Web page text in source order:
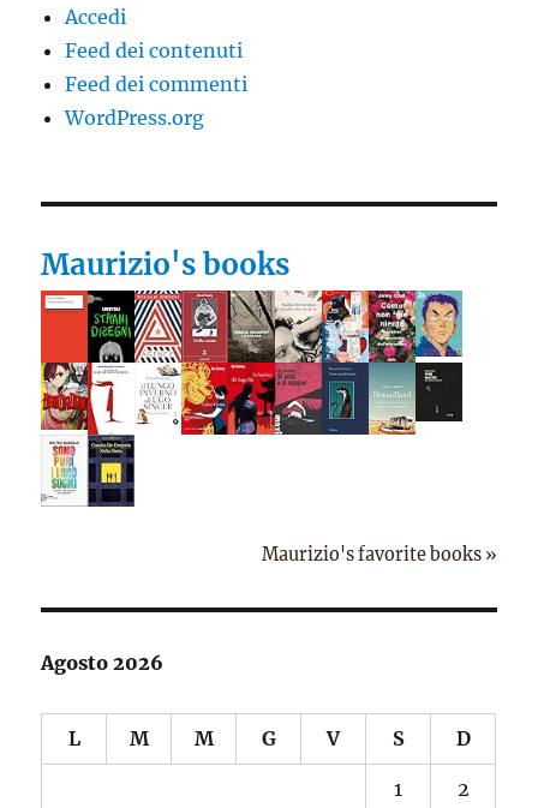
Accedi
Feed dei contenuti
Feed dei commenti
WordPress.org
Maurizio's books
Maurizio's favorite books »
Agosto 2026
L M M G V S D
1 2